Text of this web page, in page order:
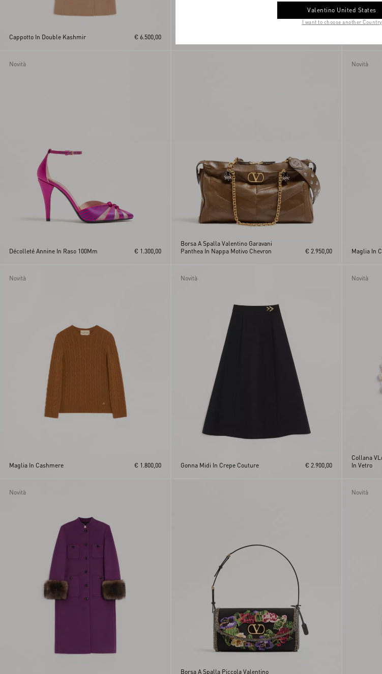
Cappotto In Double Kashmir € 6.500,00
Novità
Décolleté Annine In Raso 100Mm € 1.300,00
Borsa A Spalla Valentino Garavani
Panthea In Nappa Motivo Chevron
€ 2.950,00
Novità
Maglia In
Novità
Maglia In Cashmere € 1.800,00
Novità
Gonna Midi In Crepe Couture € 2.900,00
Novità
Collana
In Vetro
Novità
Borsa A Spalla Piccola Valentino
Novità
Valentino United States
I want to choose another Country